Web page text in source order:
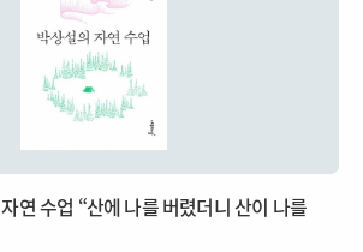
연 수업 “산에 나를 버렸더니 산이 나를